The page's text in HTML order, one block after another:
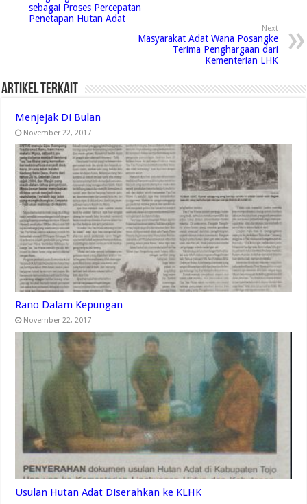
sebagai Proses Percepatan
Penetapan Hutan Adat
Next
Masyarakat Adat Wana Posangke
Terima Penghargaan dari
Kementerian LHK
Artikel Terkait
Menjejak Di Bulan
November 22, 2017
Rano Dalam Kepungan
November 22, 2017
Usulan Hutan Adat Diserahkan ke KLHK